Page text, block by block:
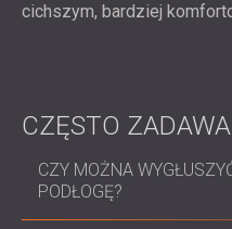
cichszym, bardziej
CZĘSTO
CZY MOŻNA
PODŁOGĘ?